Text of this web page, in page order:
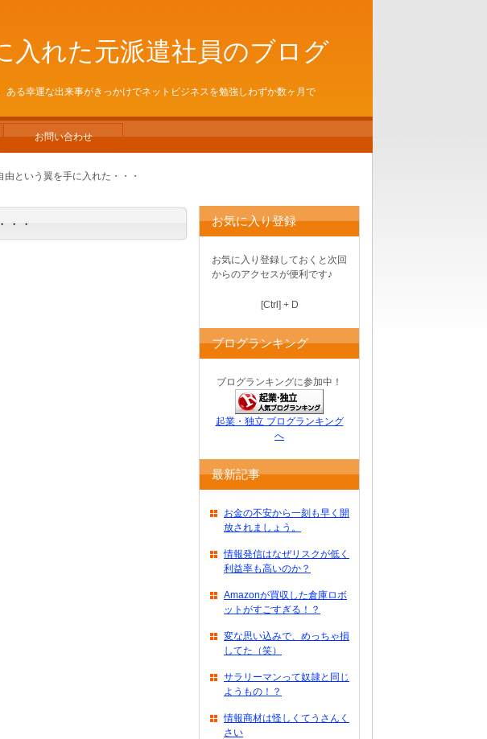
・・ お気に入り登録
お気に入り登録しておくと次回
からのアクセスが便利です♪
[Ctrl] + D
ブログランキング
ブログランキングに参加中！
起業・独立 ブログランキング
へ
最新記事
お金の不安から一刻も早く開
放されましょう。
情報発信はなぜリスクが低く
利益率も高いのか？
Amazonが買収した倉庫ロボ
ットがすごすぎる！？
変な思い込みで、めっちゃ損
してた（笑）
サラリーマンって奴隷と同じ
ようもの！？
情報商材は怪しくてうさんく
さい
という翼を手に入れた・・・
入れた元派遣社員のブログ
る幸運な出来事がきっかけでネットビジネスを勉強しわずか数ヶ月で
お問い合わせ